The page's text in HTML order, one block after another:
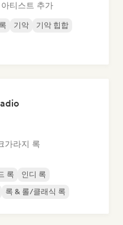
티스트 추가
기악
기악 힙합
가라지 록
록
인디 록
록 & 롤/클래식 록